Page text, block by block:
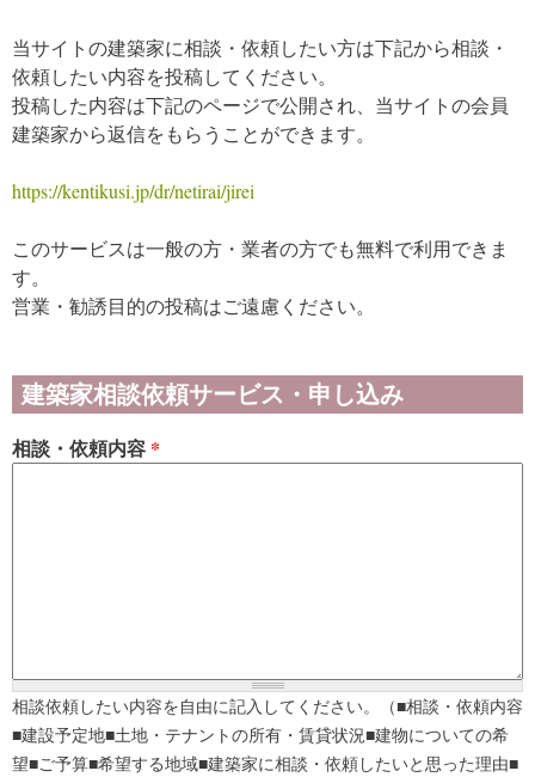
当サイトの建築家に相談・依頼したい方は下記から相談・
依頼したい内容を投稿してください。
投稿した内容は下記のページで公開され、当サイトの会員
建築家から返信をもらうことができます。
https://kentikusi.jp/dr/netirai/jirei
このサービスは一般の方・業者の方でも無料で利用できま
す。
営業・勧誘目的の投稿はご遠慮ください。
建築家相談依頼サービス・申し込み
相談・依頼内容 *
相談依頼したい内容を自由に記入してください。（■相談・依頼内容
■建設予定地■土地・テナントの所有・賃貸状況■建物についての希
望■ご予算■希望する地域■建築家に相談・依頼したいと思った理由■